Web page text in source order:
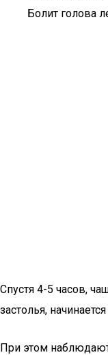
Болит голова
Спустя 4-5 часов,
застолья,
При этом